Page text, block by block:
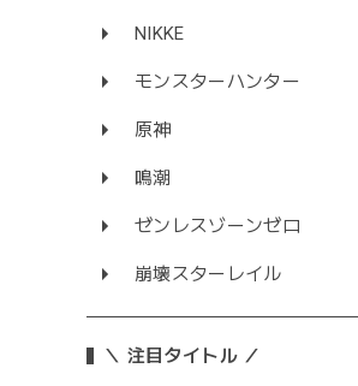
NIKKE
モンスターハンター
原神
鳴潮
ゼンレスゾーンゼロ
崩壊スターレイル
＼ 注目タイトル ／